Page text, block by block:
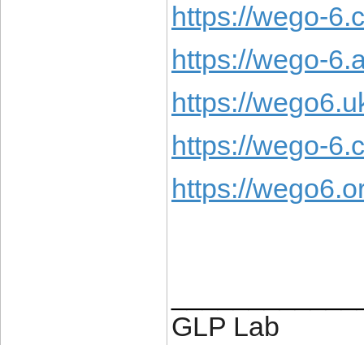
https://wego-
https://wego-
https://
https://wego-
https://
GLP Lab